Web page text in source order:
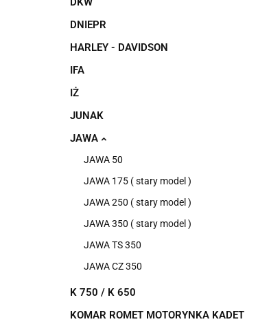
DNIEPR
HARLEY - DAVIDSON
IFA
IŻ
JUNAK
JAWA
JAWA 50
JAWA 175 ( stary model )
JAWA 250 ( stary model )
JAWA 350 ( stary model )
JAWA TS 350
JAWA CZ 350
K 750 / K 650
KOMAR ROMET MOTORYNKA KADET